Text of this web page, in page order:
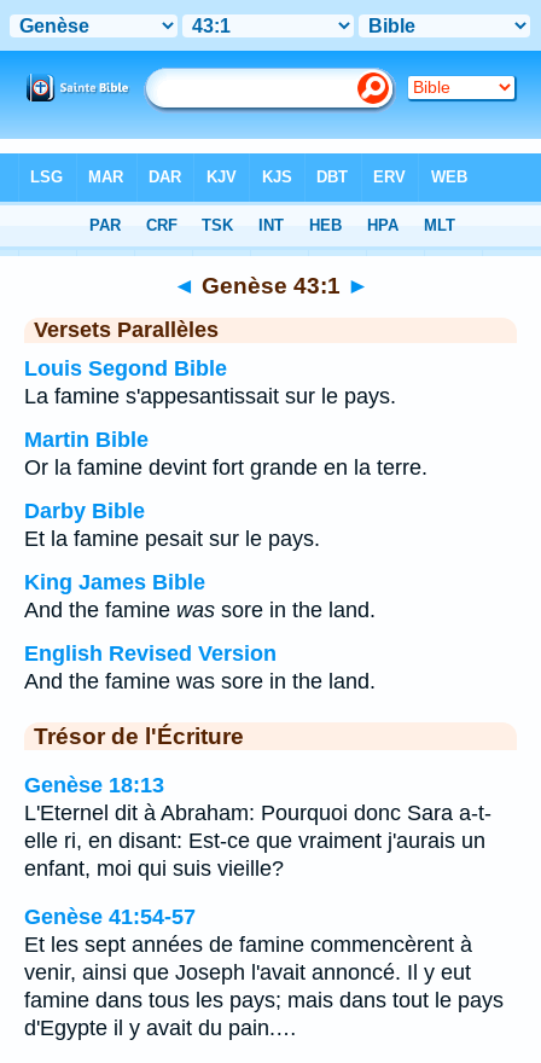
Chapitre 43 > Verset 1
◄ Genèse 43:1 ►
Versets Parallèles
Louis Segond Bible
La famine s'appesantissait sur le pays.
Martin Bible
Or la famine devint fort grande en la terre.
Darby Bible
Et la famine pesait sur le pays.
King James Bible
And the famine was sore in the land.
English Revised Version
And the famine was sore in the land.
Trésor de l'Écriture
Genèse 18:13
L'Eternel dit à Abraham: Pourquoi donc Sara a-t-
elle ri, en disant: Est-ce que vraiment j'aurais un
enfant, moi qui suis vieille?
Genèse 41:54-57
Et les sept années de famine commencèrent à
venir, ainsi que Joseph l'avait annoncé. Il y eut
famine dans tous les pays; mais dans tout le pays
d'Egypte il y avait du pain.…